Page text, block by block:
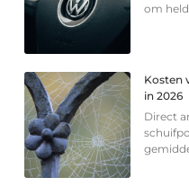
om
Kosten
in 2026
Direct